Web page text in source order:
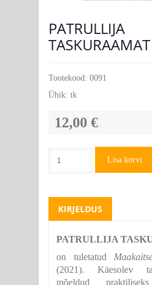
PATRULLIJA
TASKURAAMAT
Tootekood: 0091
Ühik: tk
12,00 €
Lisa korvi
KIRJELDUS
PATRULLIJA
on tuletatud
(2021). Käesolev
mõeldud